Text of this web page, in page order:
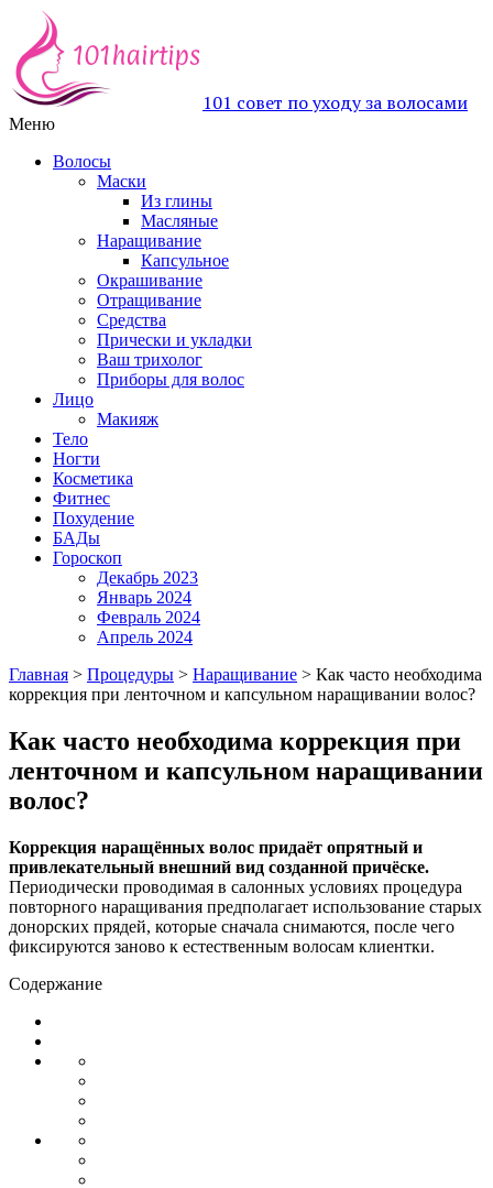
101 совет по уходу за волосами
Меню
Волосы
Маски
Из глины
Масляные
Наращивание
Капсульное
Окрашивание
Отращивание
Средства
Прически и укладки
Ваш трихолог
Приборы для волос
Лицо
Макияж
Тело
Ногти
Косметика
Фитнес
Похудение
БАДы
Гороскоп
Декабрь 2023
Январь 2024
Февраль 2024
Апрель 2024
Главная > Процедуры > Наращивание > Как часто необходима
коррекция при ленточном и капсульном наращивании волос?
Как часто необходима коррекция при
ленточном и капсульном наращивании
волос?
Коррекция наращённых волос придаёт опрятный и
привлекательный внешний вид созданной причёске.
Периодически проводимая в салонных условиях процедура
повторного наращивания предполагает использование старых
донорских прядей, которые сначала снимаются, после чего
фиксируются заново к естественным волосам клиентки.
Содержание